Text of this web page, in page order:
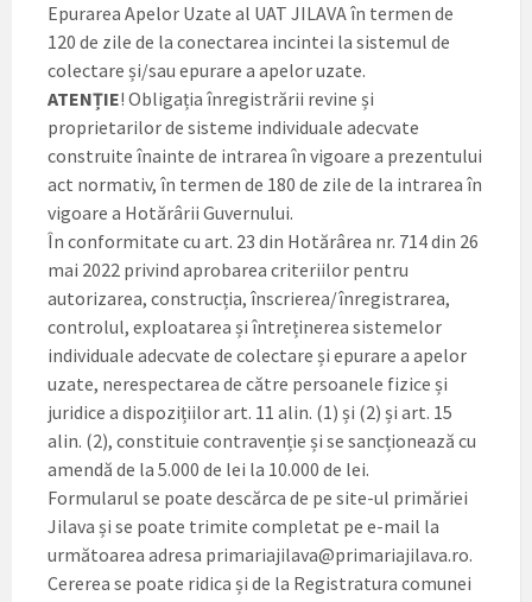
Epurarea Apelor Uzate al UAT JILAVA în termen de
120 de zile de la conectarea incintei la sistemul de
colectare și/sau epurare a apelor uzate.
ATENȚIE! Obligația înregistrării revine și
proprietarilor de sisteme individuale adecvate
construite înainte de intrarea în vigoare a prezentului
act normativ, în termen de 180 de zile de la intrarea în
vigoare a Hotărârii Guvernului.
În conformitate cu art. 23 din Hotărârea nr. 714 din 26
mai 2022 privind aprobarea criteriilor pentru
autorizarea, construcția, înscrierea/înregistrarea,
controlul, exploatarea și întreținerea sistemelor
individuale adecvate de colectare și epurare a apelor
uzate, nerespectarea de către persoanele fizice și
juridice a dispozițiilor art. 11 alin. (1) și (2) și art. 15
alin. (2), constituie contravenție și se sancționează cu
amendă de la 5.000 de lei la 10.000 de lei.
Formularul se poate descărca de pe site-ul primăriei
Jilava și se poate trimite completat pe e-mail la
următoarea adresa primariajilava@primariajilava.ro.
Cererea se poate ridica și de la Registratura comunei